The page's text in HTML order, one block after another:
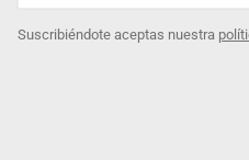
Suscribiéndote aceptas nuestra